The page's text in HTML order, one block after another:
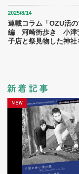
2025/8/14
連載コラム「OZU活
編 河崎街歩き 小津
子店と祭見物した神社